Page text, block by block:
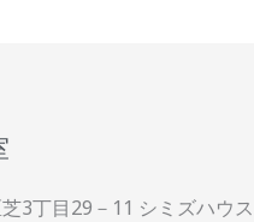
3丁目29－11 シミズハウス